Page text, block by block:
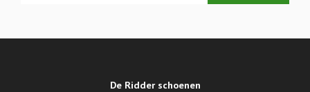
De Ridder schoenen